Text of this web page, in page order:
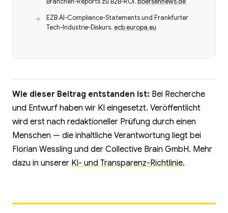
EZB AI-Compliance-Statements und Frankfurter
Tech-Industrie-Diskurs. ecb.europa.eu
Wie dieser Beitrag entstanden ist: Bei Recherche
und Entwurf haben wir KI eingesetzt. Veröffentlicht
wird erst nach redaktioneller Prüfung durch einen
Menschen — die inhaltliche Verantwortung liegt bei
Florian Wessling und der Collective Brain GmbH. Mehr
dazu in unserer KI- und Transparenz-Richtlinie.